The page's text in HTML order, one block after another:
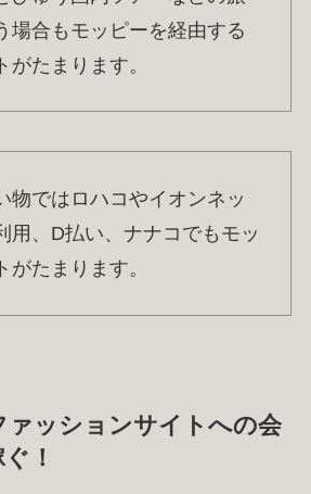
場合もモッピーを経由する
がたまります。
物ではロハコやイオンネッ
用、D払い、ナナコでもモッ
がたまります。
ァッションサイトへの会
！